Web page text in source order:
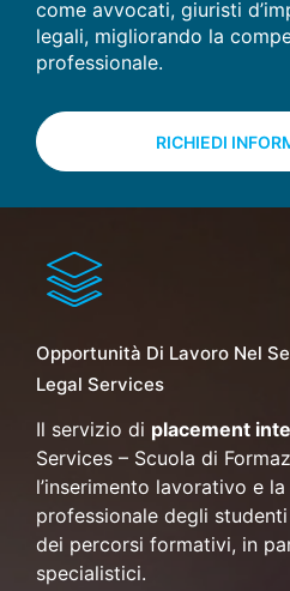
come avvocati, giuristi
legali, migliorando la
professionale.
RICHIEDI
Opportunità Di Lavoro Nel
Legal Services
Il servizio di placement
Services – Scuola di
l’inserimento lavorativo e
professionale degli
dei percorsi formativi, in
specialistici.